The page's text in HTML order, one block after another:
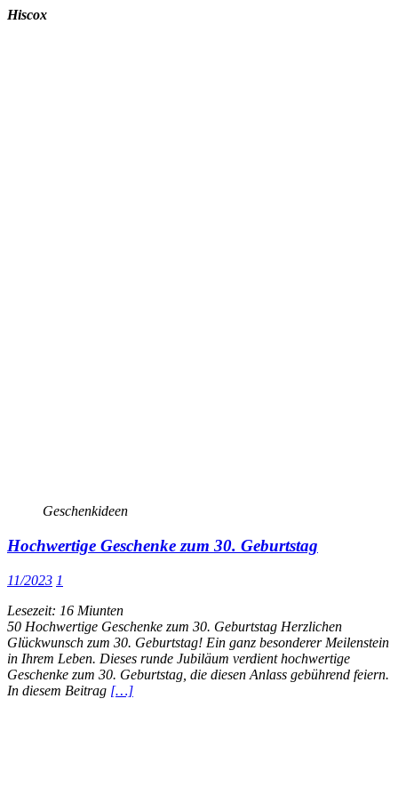
Hiscox
Geschenkideen
Hochwertige Geschenke zum 30. Geburtstag
11/2023 1
Lesezeit: 16 Miunten
50 Hochwertige Geschenke zum 30. Geburtstag Herzlichen
Glückwunsch zum 30. Geburtstag! Ein ganz besonderer Meilenstein
in Ihrem Leben. Dieses runde Jubiläum verdient hochwertige
Geschenke zum 30. Geburtstag, die diesen Anlass gebührend feiern.
In diesem Beitrag […]